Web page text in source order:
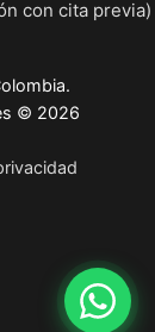
con cita previa)
© 2026